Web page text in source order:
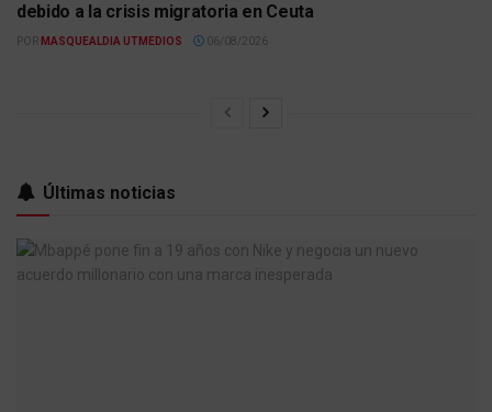
debido a la crisis migratoria en Ceuta
POR MASQUEALDIA UTMEDIOS 06/08/2026
Últimas noticias